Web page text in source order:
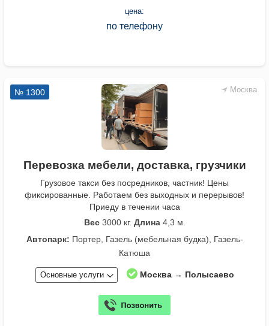
цена:
по телефону
Москва
№ 1300
Перевозка мебели, доставка, грузчики
Грузовое такси без посредников, частник! Цены
фиксированные. Работаем без выходных и перерывов!
Приеду в течении часа
Вес3000 кг. Длина4,3 м.
Автопарк: Портер, Газель (мебельная будка), Газель-
Катюша
Основные услуги Москва → Полысаево